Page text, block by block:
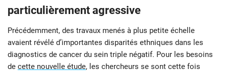
particulièrement agressive
Précédemment, des travaux menés à plus petite échelle
avaient révélé d’importantes disparités ethniques dans les
diagnostics de cancer du sein triple négatif. Pour les besoins
de cette nouvelle étude, les chercheurs se sont cette fois